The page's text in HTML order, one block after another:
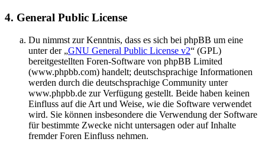
4. General Public License
Du nimmst zur Kenntnis, dass es sich bei phpBB um eine
unter der „GNU General Public License v2“ (GPL)
bereitgestellten Foren-Software von phpBB Limited
(www.phpbb.com) handelt; deutschsprachige Informationen
werden durch die deutschsprachige Community unter
www.phpbb.de zur Verfügung gestellt. Beide haben keinen
Einfluss auf die Art und Weise, wie die Software verwendet
wird. Sie können insbesondere die Verwendung der Software
für bestimmte Zwecke nicht untersagen oder auf Inhalte
fremder Foren Einfluss nehmen.